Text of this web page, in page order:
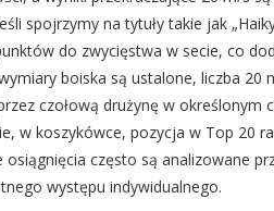
spojrzymy na tytuły takie jak
do zwycięstwa w secie, co
boiska są ustalone, liczba
czołową drużynę w
w koszykówce, pozycja w Top 20
osiągnięcia często są analizowane
występu indywidualnego.